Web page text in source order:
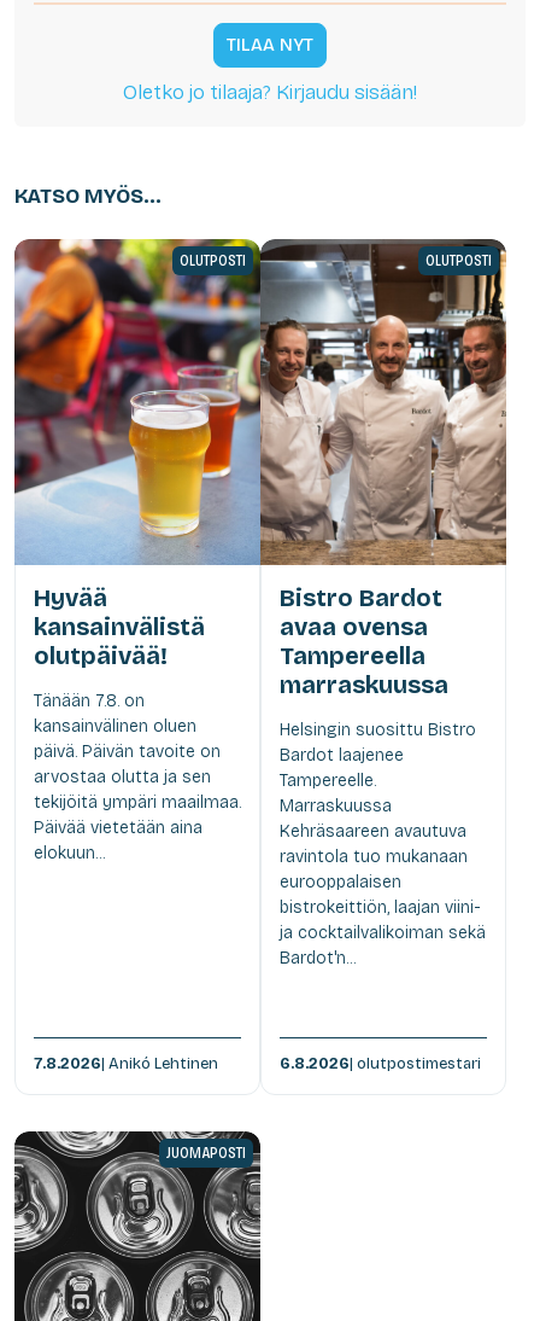
TILAA NYT
Oletko jo tilaaja? Kirjaudu sisään!
KATSO MYÖS...
OLUTPOSTI
Hyvää
kansainvälistä
olutpäivää!
Tänään 7.8. on
kansainvälinen oluen
päivä. Päivän tavoite on
arvostaa olutta ja sen
tekijöitä ympäri maailmaa.
Päivää vietetään aina
elokuun...
7.8.2026| Anikó Lehtinen
OLUTPOSTI
Bistro Bardot
avaa ovensa
Tampereella
marraskuussa
Helsingin suosittu Bistro
Bardot laajenee
Tampereelle.
Marraskuussa
Kehräsaareen avautuva
ravintola tuo mukanaan
eurooppalaisen
bistrokeittiön, laajan viini-
ja cocktailvalikoiman sekä
Bardot'n...
6.8.2026| olutpostimestari
JUOMAPOSTI